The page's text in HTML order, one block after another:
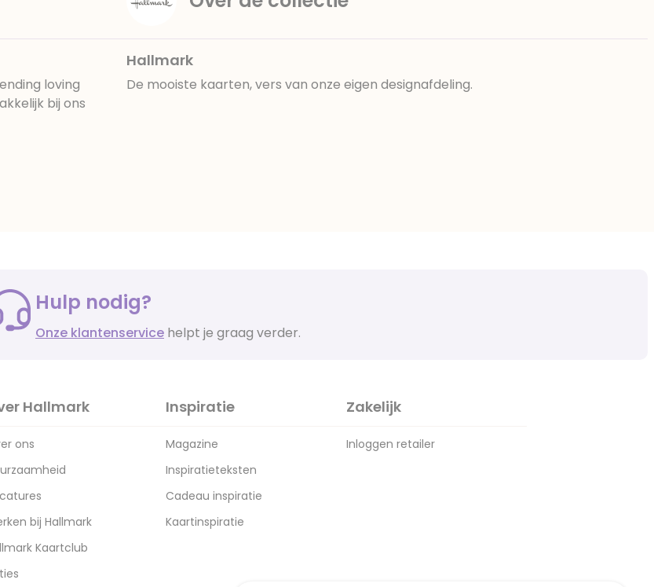
loving
bij ons
Hallmark
De mooiste kaarten, vers van onze eigen designafdeling.
Hulp nodig?
Onze klantenservice helpt je graag verder.
Hallmark
ons
bij Hallmark
Kaartclub
Inspiratie
Magazine
Inspiratieteksten
Cadeau inspiratie
Kaartinspiratie
Zakelijk
Inloggen retailer